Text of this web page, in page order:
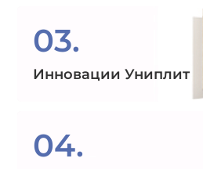
03.
Инновации Униплит
04.